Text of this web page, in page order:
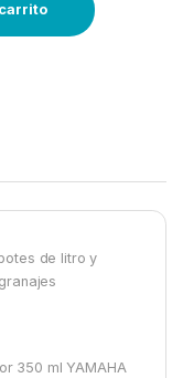
de litro y
350 ml YAMAHA